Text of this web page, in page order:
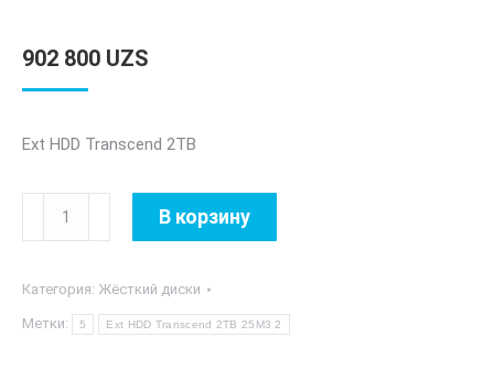
902 800 UZS
Ext HDD Transcend 2TB
Количество
товара
HDD
Transcend
В корзину
Категория: Жёсткий диски
Метки: 5 Ext HDD Transcend 2TB 25M3 2